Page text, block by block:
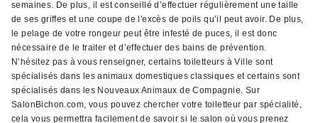
semaines. De plus, il est conseillé d’effectuer régulièrement une taille
de ses griffes et une coupe de l'excès de poils qu’il peut avoir. De plus,
le pelage de votre rongeur peut être infesté de puces, il est donc
nécessaire de le traiter et d’effectuer des bains de prévention.
N’hésitez pas à vous renseigner, certains toiletteurs à Ville sont
spécialisés dans les animaux domestiques classiques et certains sont
spécialisés dans les Nouveaux Animaux de Compagnie. Sur
SalonBichon.com, vous pouvez chercher votre toiletteur par spécialité,
cela vous permettra facilement de savoir si le salon où vous prenez